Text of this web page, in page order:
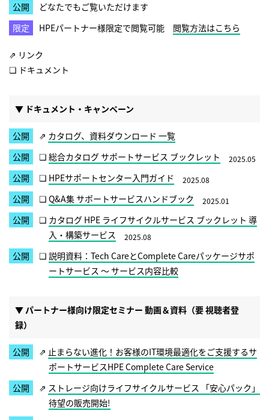
どなたでもご覧いただけます
HPEパートナー様限定で閲覧可能 閲覧方法はこちら
⇗ リンク
❏ ドキュメント
▼ ドキュメント・キャンペーン
カタログ、資料ダウンロード 一覧
総合カタログ サポートサービス ブックレット
2025.05
HPEサポートセンター入門ガイド 2025.08
Q&A集 サポートサービスハンドブック 2025.01
カタログ HPE ライフサイクルサービス ブックレット 導
入・構築サービス
2025.08
説明資料：Tech CareとComplete Careパッケージサポ
ートサービス ～ サービス内容比較
▼ パートナー様向け限定セミナー 動画＆資料（要 視聴者登
録）
止まらない進化！お客様のIT環境最適化をご支援するサ
ポートサービスHPE Complete Care Service
ストレージ向けライフサイクルサービス 「安心パック」
待望の販売開始!